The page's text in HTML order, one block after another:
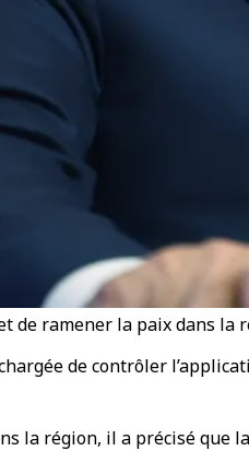
de ramener la paix dans la
de contrôler
la région, il a précisé que